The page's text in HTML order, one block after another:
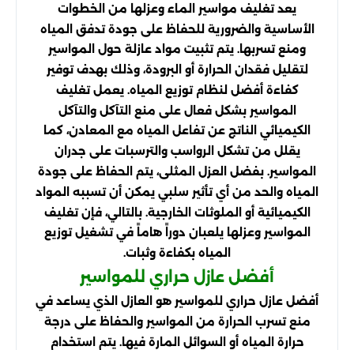
يعد تغليف مواسير الماء وعزلها من الخطوات
الأساسية والضرورية للحفاظ على جودة تدفق المياه
ومنع تسربها. يتم تثبيت مواد عازلة حول المواسير
لتقليل فقدان الحرارة أو البرودة، وذلك بهدف توفير
كفاءة أفضل لنظام توزيع المياه. يعمل تغليف
المواسير بشكل فعال على منع التآكل والتآكل
الكيميائي الناتج عن تفاعل المياه مع المعادن، كما
يقلل من تشكل الرواسب والترسبات على جدران
المواسير. بفضل العزل المثلى، يتم الحفاظ على جودة
المياه والحد من أي تأثير سلبي يمكن أن تسببه المواد
الكيميائية أو الملوثات الخارجية. بالتالي، فإن تغليف
المواسير وعزلها يلعبان دوراً هاماً في تشغيل توزيع
المياه بكفاءة وثبات.
أفضل عازل حراري للمواسير
أفضل عازل حراري للمواسير هو العازل الذي يساعد في
منع تسرب الحرارة من المواسير والحفاظ على درجة
حرارة المياه أو السوائل المارة فيها. يتم استخدام